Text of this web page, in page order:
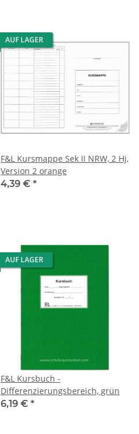
AUF LAGER
F&L Kursmappe Sek II NRW, 2 Hj,
Version 2 orange
4,39 € *
AUF LAGER
F&L Kursbuch -
Differenzierungsbereich, grün
6,19 € *